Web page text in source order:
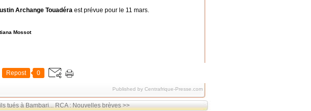
Archange Touadéra est prévue pour le 11 mars.
Mossot
Repost 0
Published by Centrafrique-Presse.com
tués à Bambari... RCA : Nouvelles brèves >>